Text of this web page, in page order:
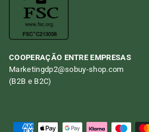
COOPERAÇÃO ENTRE EMPRESAS
Marketingdp2@sobuy-shop.com
(B2B e B2C)